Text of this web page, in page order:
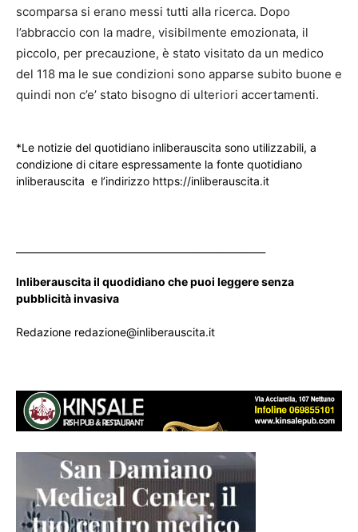
scomparsa si erano messi tutti alla ricerca. Dopo
l’abbraccio con la madre, visibilmente emozionata, il
piccolo, per precauzione, è stato visitato da un medico
del 118 ma le sue condizioni sono apparse subito buone e
quindi non c’e’ stato bisogno di ulteriori accertamenti.
*Le notizie del quotidiano inliberauscita sono utilizzabili, a
condizione di citare espressamente la fonte quotidiano
inliberauscita e l’indirizzo https://inliberauscita.it
Inliberauscita il quodidiano che puoi leggere senza
pubblicità invasiva
Redazione redazione@inliberauscita.it